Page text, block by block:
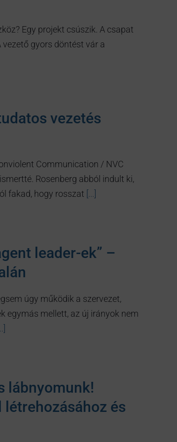
Egy projekt csúszik. A csapat
gyors döntést vár a
vezetés
Communication / NVC
Rosenberg abból indult ki,
fakad, hogy rosszat
leader-ek” –
úgy működik a szervezet,
egymás mellett, az új irányok nem
lábnyomunk!
és